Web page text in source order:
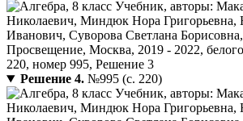
Решение 4.№995 (с. 220)